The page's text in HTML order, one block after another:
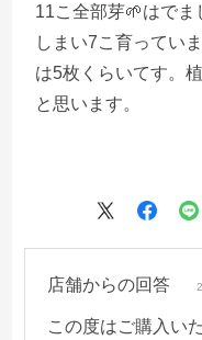
11こ全部芽🌱はでま
しまい7こ育ってい
は5枚くらいてす。
と思います。
店舗からの回答
この度はご購入い